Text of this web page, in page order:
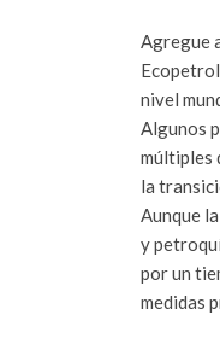
Agregue
nivel
Algunos
múltiples
la
Aunque
y
por un
medidas